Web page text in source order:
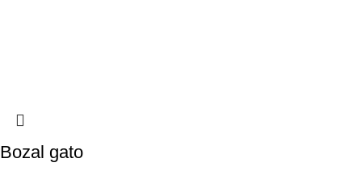
Bozal gato